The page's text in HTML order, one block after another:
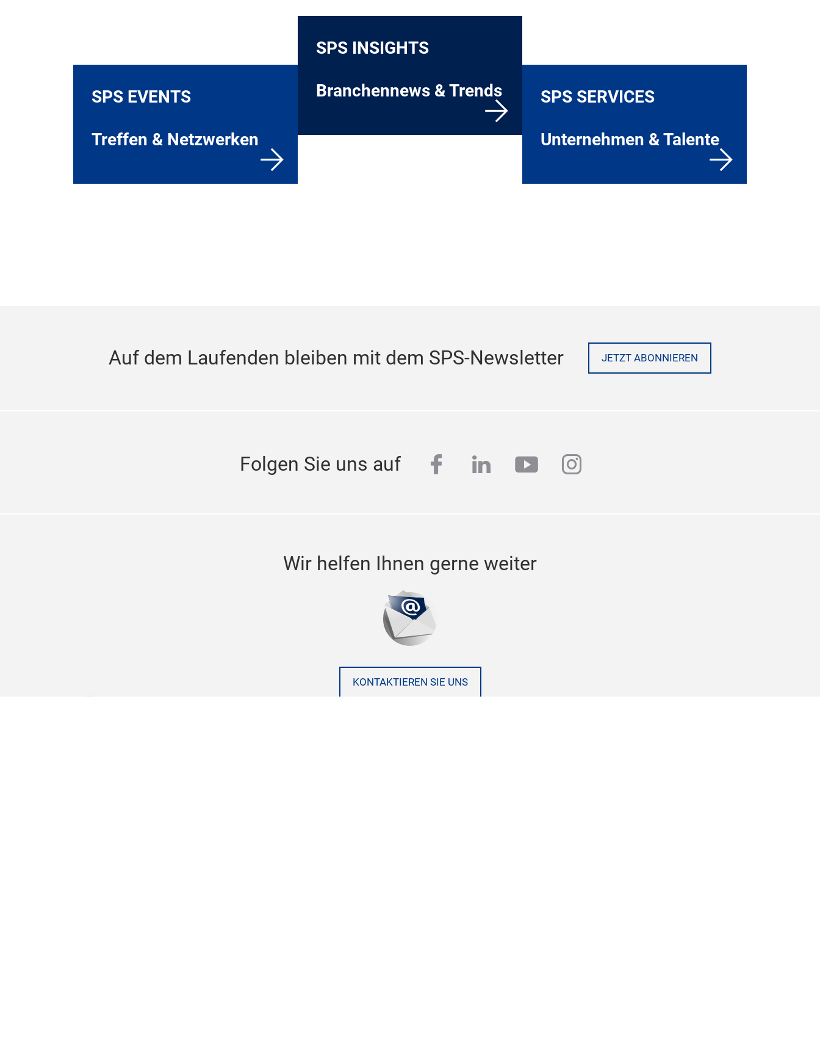
SPS EVENTS
Treffen & Netzwerken
SPS INSIGHTS
Branchennews & Trends SPS SERVICES
Unternehmen & Talente
Auf dem Laufenden bleiben mit dem SPS-Newsletter JETZT ABONNIEREN
Folgen Sie uns auf facebook
linkedinyoutubeinstagram
Wir helfen Ihnen gerne weiter
KONTAKTIEREN SIE UNS